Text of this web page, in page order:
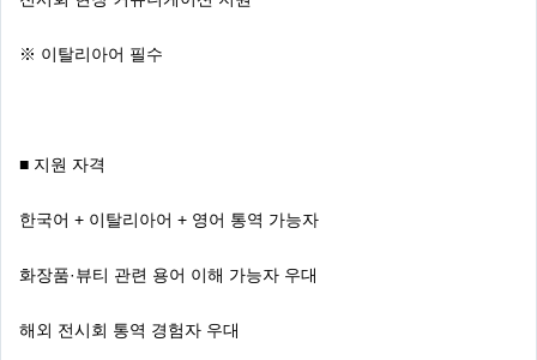
※ 이탈리아어 필수
■ 지원 자격
한국어 + 이탈리아어 + 영어 통역 가능자
화장품·뷰티 관련 용어 이해 가능자 우대
해외 전시회 통역 경험자 우대